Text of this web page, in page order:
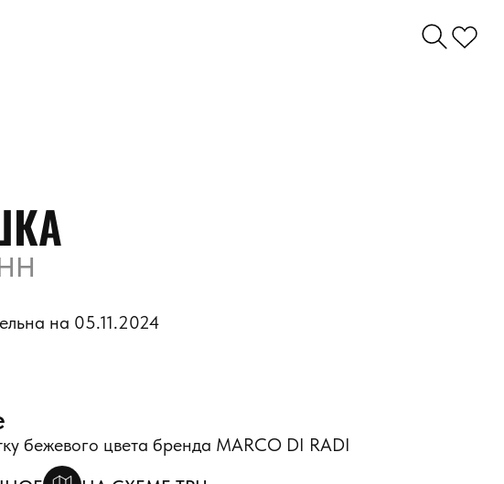
на 05.11.2024
бежевого цвета бренда MARCO DI RADI